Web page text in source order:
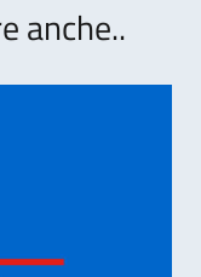
anche..